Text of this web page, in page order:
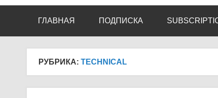
ГЛАВНАЯ ПОДПИСКА
РУБРИКА: TECHNICAL